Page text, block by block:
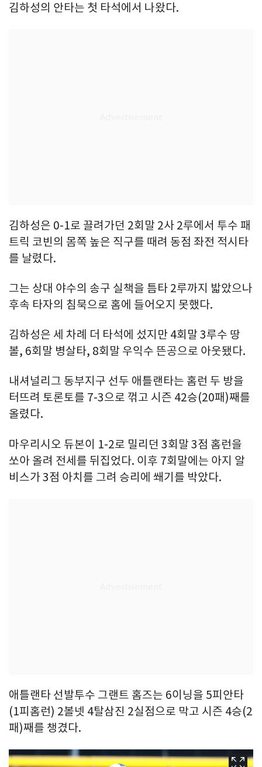
김하성의 안타는 첫 타석에서 나왔다.
김하성은 0-1로 끌려가던 2회말 2사 2루에서 투수 패
트릭 코빈의 몸쪽 높은 직구를 때려 동점 좌전 적시타
를 날렸다.
그는 상대 야수의 송구 실책을 틈타 2루까지 밟았으나
후속 타자의 침묵으로 홈에 들어오지 못했다.
김하성은 세 차례 더 타석에 섰지만 4회말 3루수 땅
볼, 6회말 병살타, 8회말 우익수 뜬공으로 아웃됐다.
내셔널리그 동부지구 선두 애틀랜타는 홈런 두 방을
터뜨려 토론토를 7-3으로 꺾고 시즌 42승(20패)째를
올렸다.
마우리시오 듀본이 1-2로 밀리던 3회말 3점 홈런을
쏘아 올려 전세를 뒤집었다. 이후 7회말에는 아지 알
비스가 3점 아치를 그려 승리에 쐐기를 박았다.
애틀랜타 선발투수 그랜트 홈즈는 6이닝을 5피안타
(1피홈런) 2볼넷 4탈삼진 2실점으로 막고 시즌 4승(2
패)째를 챙겼다.